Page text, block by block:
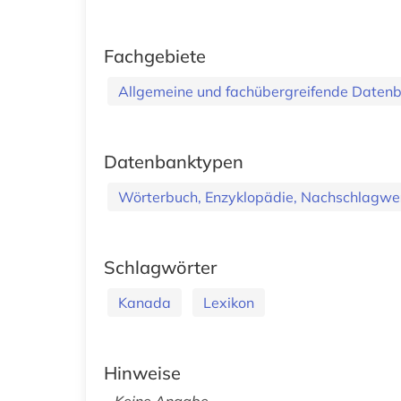
Fachgebiete
Allgemeine und fachübergreifende
Datenbanktypen
Wörterbuch, Enzyklopädie,
Schlagwörter
Kanada Lexikon
Hinweise